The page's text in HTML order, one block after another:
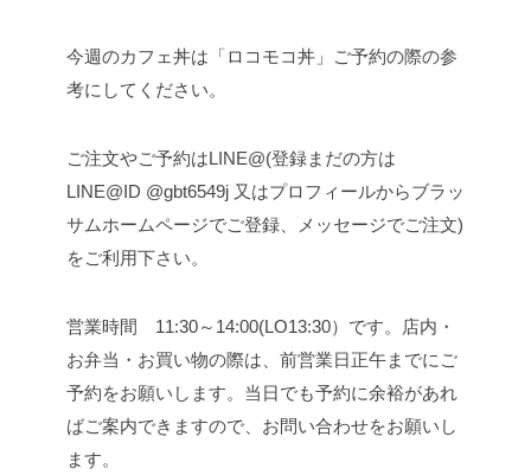
今週のカフェ丼は「ロコモコ丼」
ご予約の際の参
考にしてください。
ご注文やご予約はLINE@(登録まだの方は
LINE@ID @gbt6549j 又はプロフィールからブラッ
サムホームページでご登録、メッセージでご注文)
をご利用下さい。
営業時間 11:30～14:00(LO13:30）です。
店内・
お弁当・お買い物の際は、前営業日正午までにご
予約をお願いします。 当日でも予約に余裕があれ
ばご案内できますので、お問い合わせをお願いし
ます。